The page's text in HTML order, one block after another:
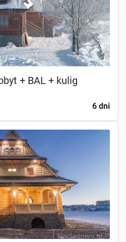
+ BAL + kulig
6 dni